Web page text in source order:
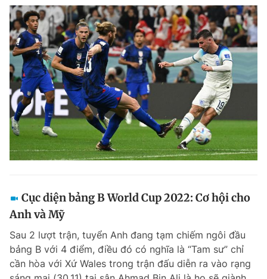
Cục diện bảng B World Cup 2022: Cơ hội cho
Anh và Mỹ
Sau 2 lượt trận, tuyển Anh đang tạm chiếm ngôi đầu
bảng B với 4 điểm, điều đó có nghĩa là “Tam sư” chỉ
cần hòa với Xứ Wales trong trận đấu diễn ra vào rạng